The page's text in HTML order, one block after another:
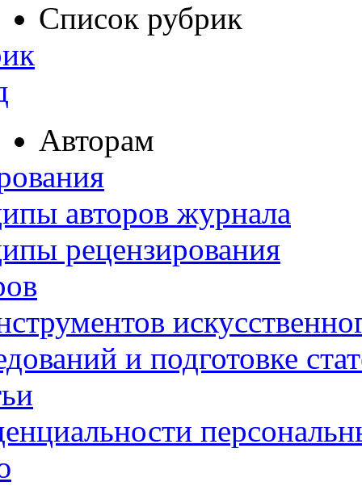
Список рубрик
Авторам
авторов журнала
рецензирования
и подготовке